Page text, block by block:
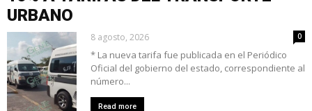
URBANO
8 agosto, 2026 0
* La nueva tarifa fue publicada en el Periódico
Oficial del gobierno del estado, correspondiente al
número...
Read more